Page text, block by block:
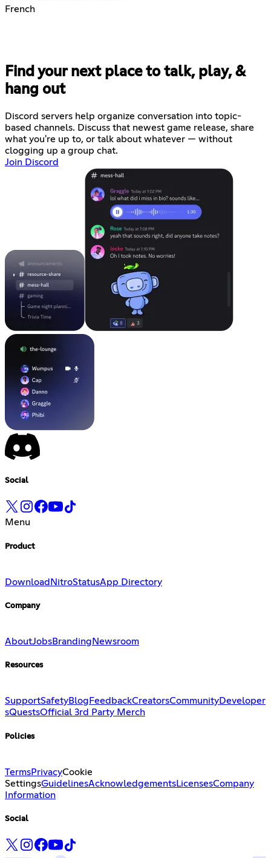
French
Find your next place to talk, play, &
hang out
Discord servers help organize conversation into topic-
based channels. Discuss that newest game release, share
what you're up to, or talk about whatever — without
clogging up a group chat.
Join Discord
Social
Menu
Product
Download NitroStatusApp Directory
Company
AboutJobsBranding Newsroom
Resources
SupportSafetyBlog FeedbackCreatorsCommunityDeveloper
sQuestsOfficial 3rd Party Merch
Policies
TermsPrivacyCookie
SettingsGuidelinesAcknowledgementsLicensesCompany
Information
Social